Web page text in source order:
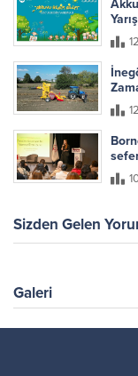
Sizden Gelen
Galeri